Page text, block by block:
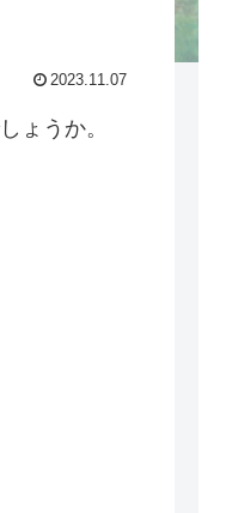
2023.11.07
ょうか。